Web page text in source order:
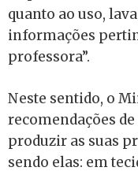
quanto ao uso,
informações
professora”.
Neste sentido, o
recomendações
produzir as suas
sendo elas: em